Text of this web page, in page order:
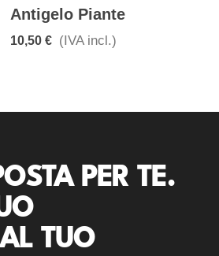
Antigelo Piante
10,50 € (IVA incl.)
PER TE.
TUO